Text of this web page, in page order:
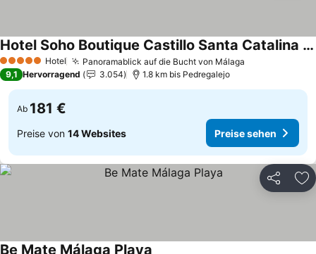
5 Sterne Hotel Panoramablick auf die Bucht von Málaga
Hotel Soho Boutique Castillo Santa Catalina - Adults Recommended
Preise sehen
9,1 Hervorragend 3.054 1.8 km bis Pedregalejo
Ab 181 €
Preise von 14 Websites Preise sehen
Teilen
Be Mate Málaga Playa